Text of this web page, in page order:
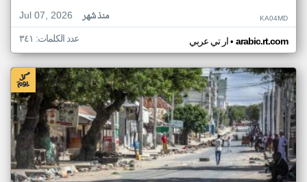
Jul 07, 2026
منذ شهر KA04MD
ار تي عربي• arabic.rt.com عدد الكلمات: ٣٤١